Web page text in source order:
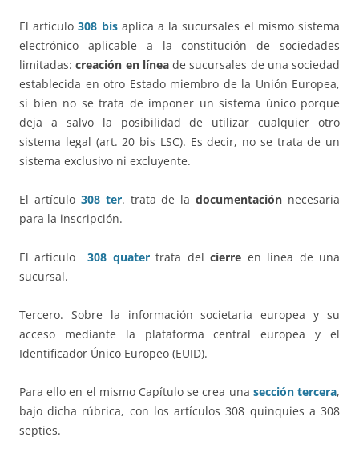
El artículo308 bisaplica a la sucursales el mismo sistema
electrónico aplicable a la constitución de sociedades
limitadas:creación en líneade sucursales de una sociedad
establecida en otro Estado miembro de la Unión Europea,
si bien no se trata de imponer un sistema único porque
deja a salvo la posibilidad de utilizar cualquier otro
sistema legal (art. 20 bis LSC). Es decir, no se trata de un
sistema exclusivo ni excluyente.
El artículo 308 ter. trata de ladocumentación necesaria
para la inscripción.
El artículo 308 quatertrata delcierre en línea de una
sucursal.
Tercero. Sobre la información societaria europea y su
acceso mediante la plataforma central europea y el
Identificador Único Europeo (EUID).
Para ello en el mismo Capítulo se crea una sección tercera,
bajo dicha rúbrica, con los artículos 308 quinquies a 308
septies.